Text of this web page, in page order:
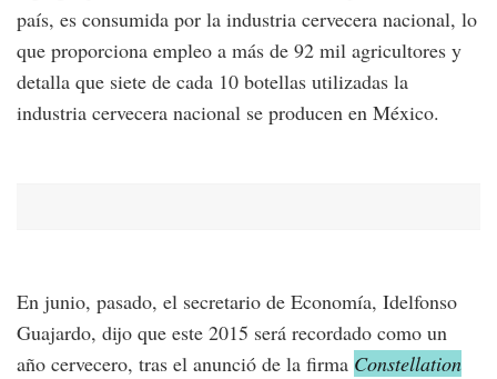
país, es consumida por la industria cervecera nacional, lo
que proporciona empleo a más de 92 mil agricultores y
detalla que siete de cada 10 botellas utilizadas la
industria cervecera nacional se producen en México.
En junio, pasado, el secretario de Economía, Idelfonso
Guajardo, dijo que este 2015 será recordado como un
año cervecero, tras el anunció de la firma Constellation